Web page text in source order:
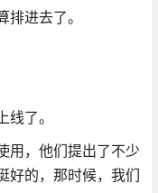
进去了。
了。
用，他们提出了不少
好的，那时候，我们